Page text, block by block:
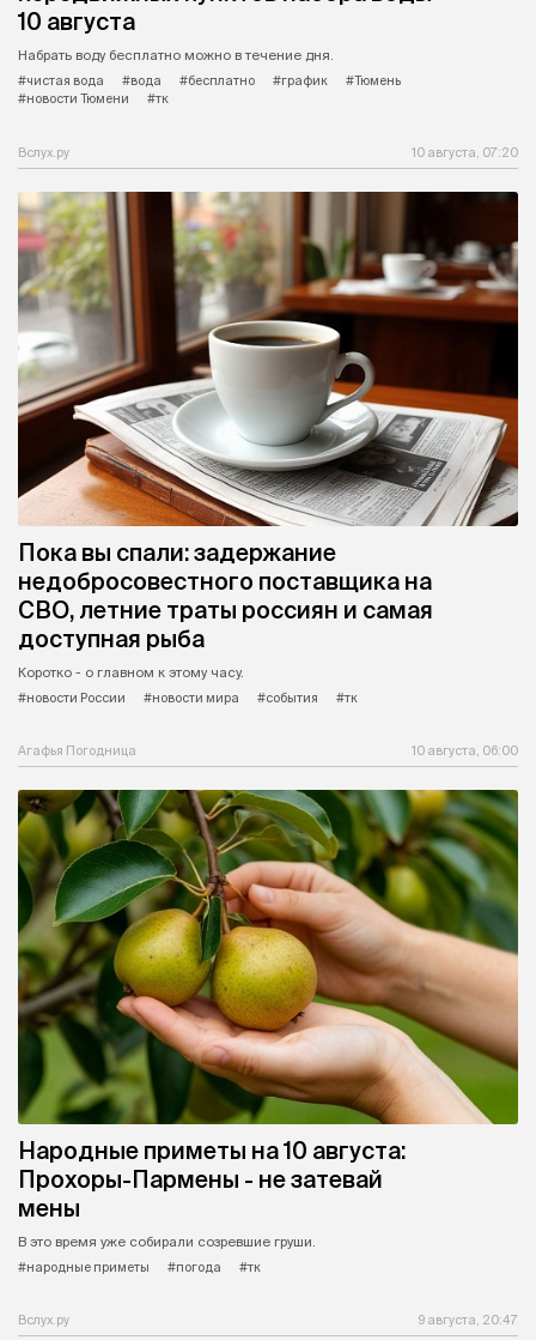
10 августа
Набрать воду бесплатно можно в течение дня.
#чистая вода
#вода #бесплатно #график
#Тюмень
#новости Тюмени
#тк
Вслух.ру 10 августа, 07:20
Пока вы спали: задержание
недобросовестного поставщика на
СВО, летние траты россиян и самая
доступная рыба
Коротко - о главном к этому часу.
#новости России
#новости мира #события #тк
Агафья Погодница 10 августа, 06:00
Народные приметы на 10 августа:
Прохоры-Пармены - не затевай
мены
В это время уже собирали созревшие груши.
#народные приметы
#погода #тк
Вслух.ру 9 августа, 20:47